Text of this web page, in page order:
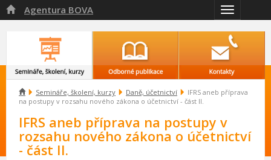
Přepnout
navigaci
 Agentura BOVA
 Semináře, školení, kurzy Daně, účetnictví
IFRS aneb příprava
na postupy v rozsahu nového zákona o účetnictví - část II.
IFRS aneb příprava na postupy v
rozsahu nového zákona o účetnictví
- část II.